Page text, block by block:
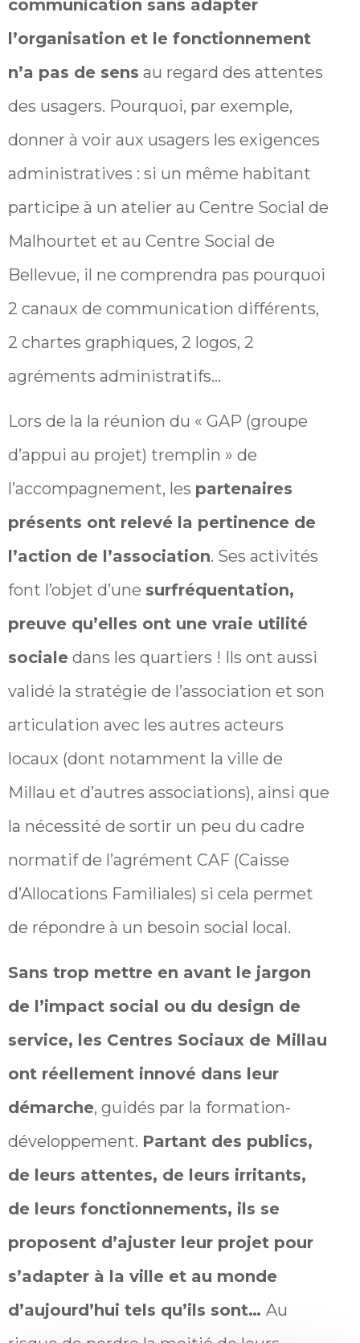
communication sans adapter
l’organisation et le fonctionnement
n’a pas de sens au regard des attentes
des usagers. Pourquoi, par exemple,
donner à voir aux usagers les exigences
administratives : si un même habitant
participe à un atelier au Centre Social de
Malhourtet et au Centre Social de
Bellevue, il ne comprendra pas pourquoi
2 canaux de communication différents,
2 chartes graphiques, 2 logos, 2
agréments administratifs…
Lors de la la réunion du « GAP (groupe
d’appui au projet) tremplin » de
l’accompagnement, les partenaires
présents ont relevé la pertinence de
l’action de l’association. Ses activités
font l’objet d’une surfréquentation,
preuve qu’elles ont une vraie utilité
sociale dans les quartiers ! Ils ont aussi
validé la stratégie de l’association et son
articulation avec les autres acteurs
locaux (dont notamment la ville de
Millau et d’autres associations), ainsi que
la nécessité de sortir un peu du cadre
normatif de l’agrément CAF (Caisse
d’Allocations Familiales) si cela permet
de répondre à un besoin social local.
Sans trop mettre en avant le jargon
de l’impact social ou du design de
service, les Centres Sociaux de Millau
ont réellement innové dans leur
démarche, guidés par la formation-
développement. Partant des publics,
de leurs attentes, de leurs irritants,
de leurs fonctionnements, ils se
proposent d’ajuster leur projet pour
s’adapter à la ville et au monde
d’aujourd’hui tels qu’ils sont… Au